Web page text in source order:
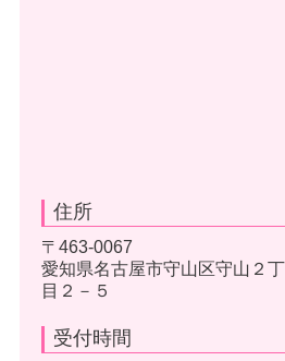
住所
〒463-0067
愛知県名古屋市守山区守山２丁
目２－５
受付時間